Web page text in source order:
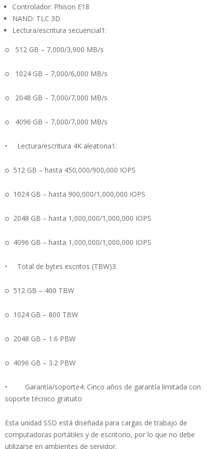
Controlador: Phison E18
NAND: TLC 3D
Lectura/escritura secuencial1:
o 512 GB – 7,000/3,900 MB/s
o 1024 GB – 7,000/6,000 MB/s
o 2048 GB – 7,000/7,000 MB/s
o 4096 GB – 7,000/7,000 MB/s
• Lectura/escritura 4K aleatoria1:
o 512 GB – hasta 450,000/900,000 IOPS
o 1024 GB – hasta 900,000/1,000,000 IOPS
o 2048 GB – hasta 1,000,000/1,000,000 IOPS
o 4096 GB – hasta 1,000,000/1,000,000 IOPS
• Total de bytes escritos (TBW)3:
o 512 GB – 400 TBW
o 1024 GB – 800 TBW
o 2048 GB – 1.6 PBW
o 4096 GB – 3.2 PBW
• Garantía/soporte4: Cinco años de garantía limitada con
soporte técnico gratuito
Esta unidad SSD está diseñada para cargas de trabajo de
computadoras portátiles y de escritorio, por lo que no debe
utilizarse en ambientes de servidor.